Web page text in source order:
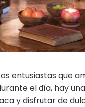
entusiastas que
el día, hay
y disfrutar de